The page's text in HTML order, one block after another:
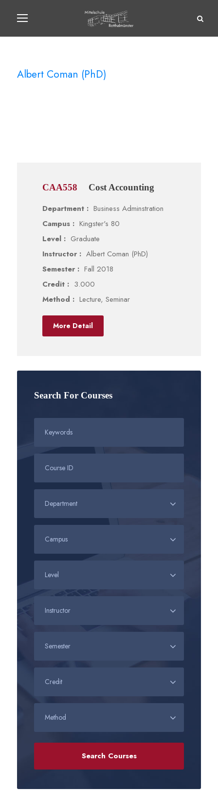
Albert Coman (PhD)
CAA558 Cost Accounting
Department : Business Adminstration
Campus : Kingster's 80
Level : Graduate
Instructor : Albert Coman (PhD)
Semester : Fall 2018
Credit : 3.000
Method : Lecture, Seminar
More Detail
Search For Courses